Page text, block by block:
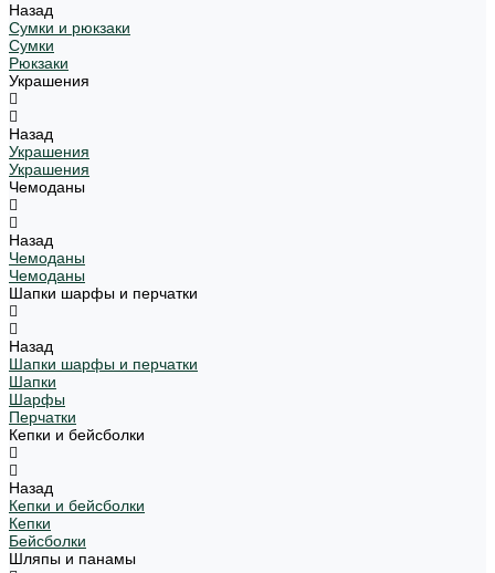
Назад
Сумки и рюкзаки
Сумки
Рюкзаки
Украшения
Назад
Украшения
Украшения
Чемоданы
Назад
Чемоданы
Чемоданы
Шапки шарфы и перчатки
Назад
Шапки шарфы и перчатки
Шапки
Шарфы
Перчатки
Кепки и бейсболки
Назад
Кепки и бейсболки
Кепки
Бейсболки
Шляпы и панамы